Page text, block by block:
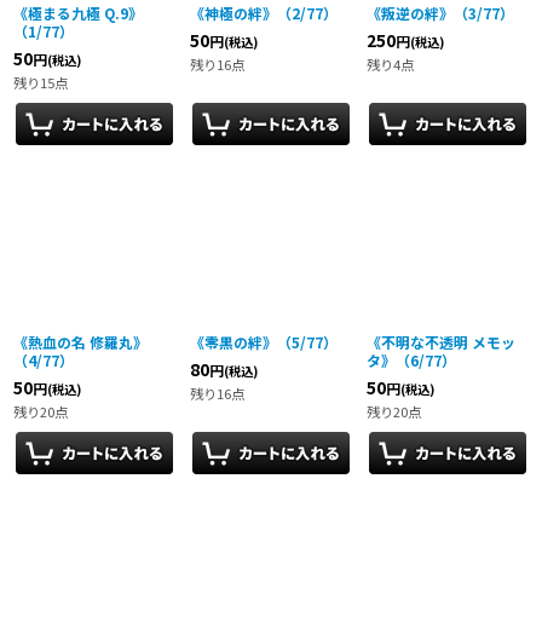
《極まる九極 Q.9》
（1/77）
50円(税込)
残り15点
《神極の絆》（2/77）
50円(税込)
残り16点
《叛逆の絆》（3/77）
250円(税込)
残り4点
《熱血の名 修羅丸》
（4/77）
50円(税込)
残り20点
《零黒の絆》（5/77）
80円(税込)
残り16点
《不明な不透明 メモッ
タ》（6/77）
50円(税込)
残り20点